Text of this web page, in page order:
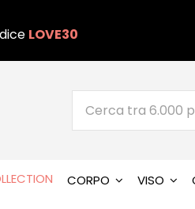
LOVE30
CORPO VISO